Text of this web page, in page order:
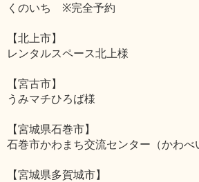
くのいち ※完全予約
【北上市】
レンタルスペース北上様
【宮古市】
うみマチひろば様
【宮城県石巻市】
石巻市かわまち交流センター（かわべ
【宮城県多賀城市】